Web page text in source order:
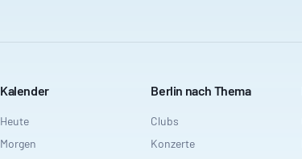
Kalender
Heute
Morgen
Berlin nach Thema
Clubs
Konzerte